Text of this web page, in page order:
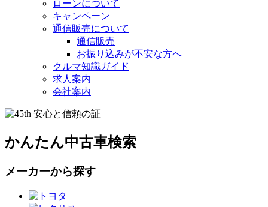
ローンについて
キャンペーン
通信販売について
通信販売
お振り込みが不安な方へ
クルマ知識ガイド
求人案内
会社案内
かんたん中古車検索
メーカーから探す